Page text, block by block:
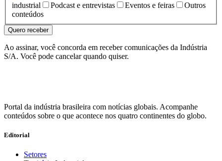
industrial
Podcast e entrevistas Eventos e feiras
Outros
conteúdos
Quero receber
Ao assinar, você concorda em receber comunicações da Indústria
S/A. Você pode cancelar quando quiser.
Portal da indústria brasileira com notícias globais. Acompanhe
conteúdos sobre o que acontece nos quatro continentes do globo.
Editorial
Setores